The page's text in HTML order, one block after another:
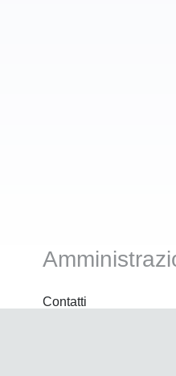
Contatti